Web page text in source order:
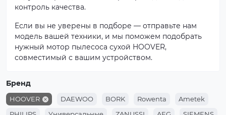
контроль качества.
Если вы не уверены в подборе — отправьте нам
модель вашей техники, и мы поможем подобрать
нужный мотор пылесоса сухой HOOVER,
совместимый с вашим устройством.
Бренд
HOOVER DAEWOO BORK Rowenta
Ametek